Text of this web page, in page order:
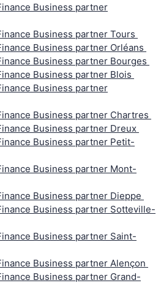
Business partner
Business partner Tours
Business partner Orléans
Business partner Bourges
Business partner Blois
Business partner
Business partner Chartres
Business partner Dreux
Business partner Petit-
Business partner Mont-
Business partner Dieppe
Business partner Sotteville-
Business partner Saint-
Business partner Alençon
Business partner Grand-